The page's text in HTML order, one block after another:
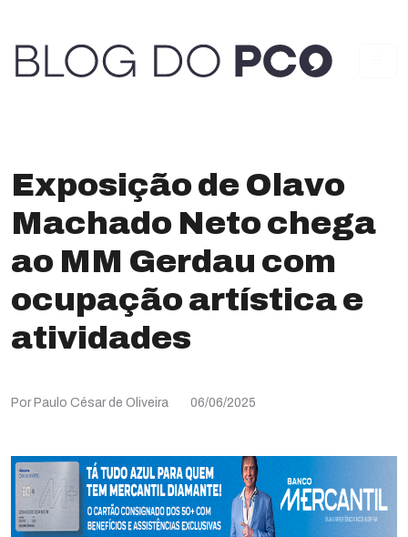
Exposição de Olavo
Machado Neto chega
ao MM Gerdau com
ocupação artística e
atividades
Por Paulo César de Oliveira 06/06/2025